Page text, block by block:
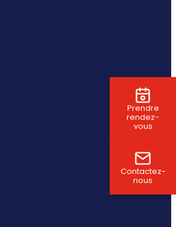
Prendre
rendez-
vous
Contactez-
nous